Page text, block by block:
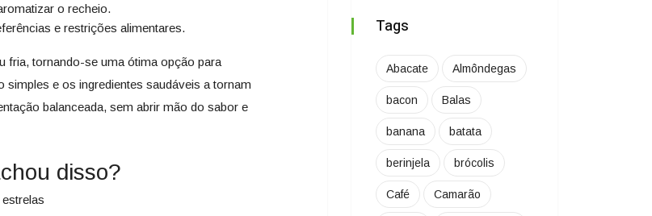
o recheio.
e restrições alimentares.
fria, tornando-se uma ótima opção para
e os ingredientes saudáveis a tornam
balanceada, sem abrir mão do sabor e
disso?
Tags
Abacate Almôndegas
bacon Balas
banana batata
berinjela brócolis
Café Camarão